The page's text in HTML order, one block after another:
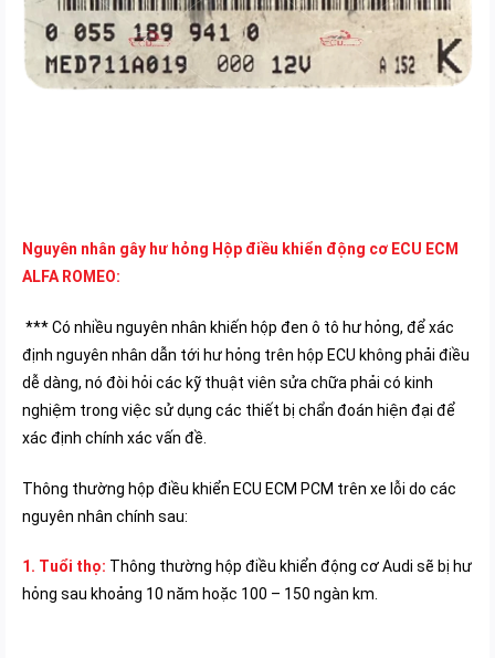
Nguyên nhân gây hư hỏng Hộp điều khiển động cơ ECU ECM
ALFA ROMEO:
***Có nhiều nguyên nhân khiến hộp đen ô tô hư hỏng, để xác
định nguyên nhân dẫn tới hư hỏng trên hộp ECU không phải điều
dễ dàng, nó đòi hỏi các kỹ thuật viên sửa chữa phải có kinh
nghiệm trong việc sử dụng các thiết bị chẩn đoán hiện đại để
xác định chính xác vấn đề.
Thông thường hộp điều khiển ECU ECM PCM trên xe lỗi do các
nguyên nhân chính sau:
1. Tuổi thọ: Thông thường hộp điều khiển động cơ Audi sẽ bị hư
hỏng sau khoảng 10 năm hoặc 100 – 150 ngàn km.